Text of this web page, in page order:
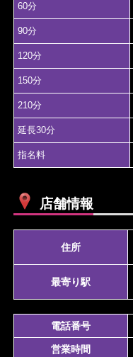
60分
90分
120分
150分
210分
延長30分
指名料
店舗情報
住所
最寄り駅
電話番号
営業時間